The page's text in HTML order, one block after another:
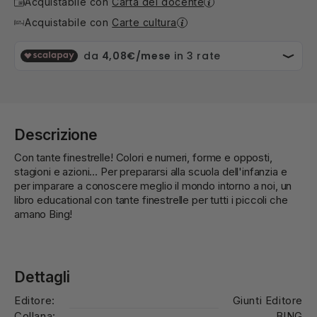
Acquistabile con Carte cultura
Descrizione
Con tante finestrelle! Colori e numeri, forme e opposti,
stagioni e azioni... Per prepararsi alla scuola dell'infanzia e
per imparare a conoscere meglio il mondo intorno a noi, un
libro educational con tante finestrelle per tutti i piccoli che
amano Bing!
Dettagli
Editore:
Giunti Editore